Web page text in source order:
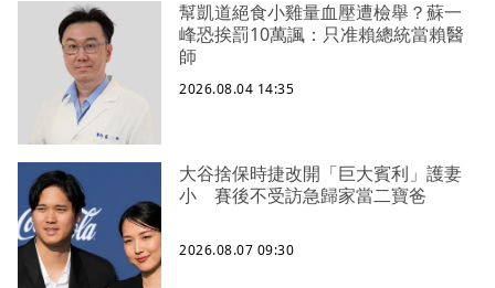
幫凱道絕食小雞量血壓遭檢舉？蘇一
峰恐挨罰10萬諷：只准賴總統當賴醫
師
2026.08.04 14:35
大谷捨保時捷改開「巨大賓利」護妻
小 賽後不受訪急歸家當二寶爸
2026.08.07 09:30